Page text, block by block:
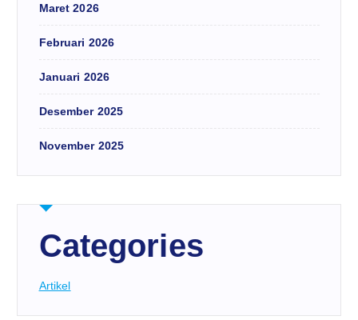
Maret 2026
Februari 2026
Januari 2026
Desember 2025
November 2025
Categories
Artikel